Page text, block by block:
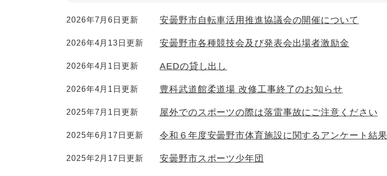
2026年7月6日更新 安曇野市自転車活用推進協議会の開催について
2026年4月13日更新 安曇野市各種競技会及び発表会出場者激励金
2026年4月1日更新 AEDの貸し出し
2026年4月1日更新 豊科武道館柔道場 改修工事終了のお知らせ
2025年7月1日更新 屋外でのスポーツの際は落雷事故にご注意ください
2025年6月17日更新 令和６年度安曇野市体育施設に関するアンケート結果
2025年2月17日更新 安曇野市スポーツ少年団